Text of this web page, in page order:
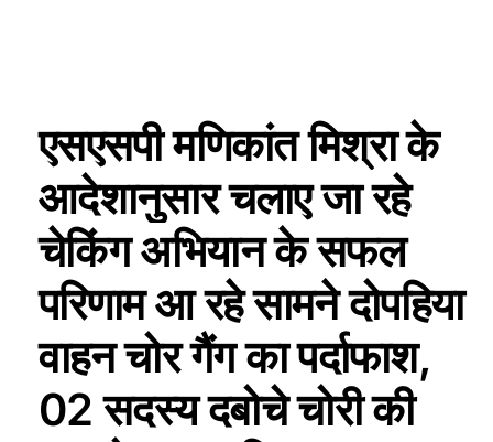
एसएसपी मणिकांत मिश्रा के
आदेशानुसार चलाए जा रहे
चेकिंग अभियान के सफल
परिणाम आ रहे सामने दोपहिया
वाहन चोर गैंग का पर्दाफाश,
02 सदस्य दबोचे चोरी की